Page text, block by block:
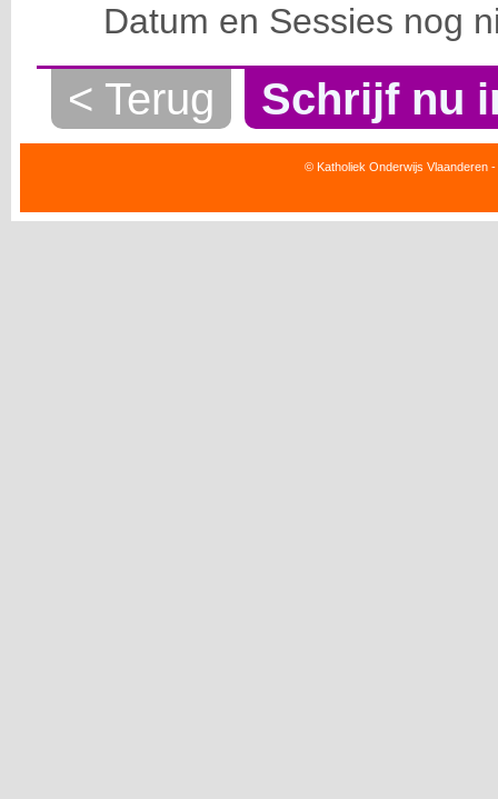
Datum en Sessies nog
< Terug Schrijf nu
© Katholiek Onderwijs Vlaanderen